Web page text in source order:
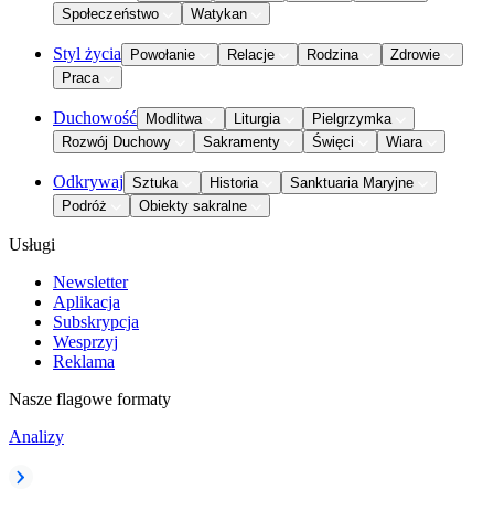
Społeczeństwo
Watykan
Styl życia Powołanie Relacje Rodzina
Zdrowie
Praca
Duchowość Modlitwa Liturgia
Pielgrzymka
Rozwój Duchowy
Sakramenty Święci Wiara
Odkrywaj Sztuka Historia
Sanktuaria Maryjne
Podróż
Obiekty sakralne
Usługi
Newsletter
Aplikacja
Subskrypcja
Wesprzyj
Reklama
Nasze flagowe formaty
Analizy